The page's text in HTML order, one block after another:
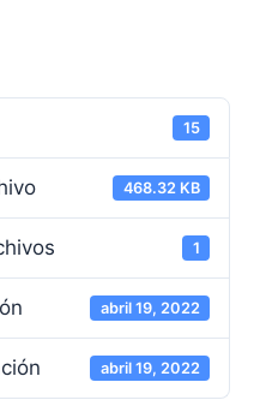
15
468.32 KB
1
abril 19, 2022
abril 19, 2022